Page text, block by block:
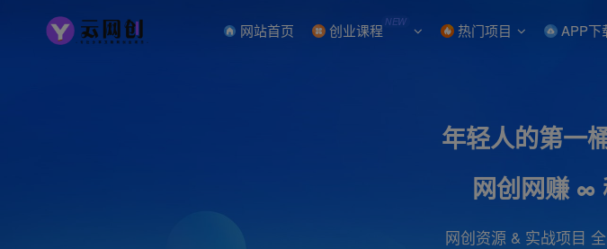
网站首页 创业课程 NEW 热门项目 APP下
年轻人的第一
网创网赚 ∞
网创资源 & 实战项目